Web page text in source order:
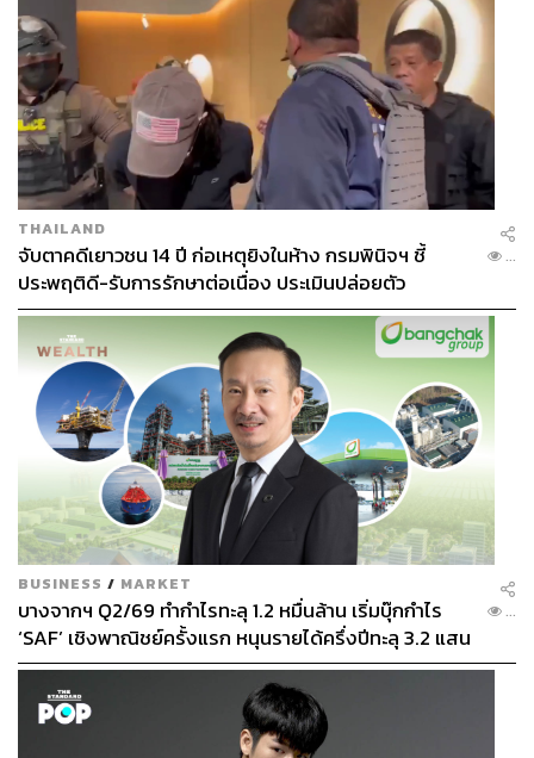
THAILAND
จับตาคดีเยาวชน 14 ปี ก่อเหตุยิงในห้าง กรมพินิจฯ ชี้
ประพฤติดี-รับการรักษาต่อเนื่อง ประเมินปล่อยตัว
...
BUSINESS / MARKET
บางจากฯ Q2/69 ทำกำไรทะลุ 1.2 หมื่นล้าน เริ่มบุ๊กกำไร
‘SAF’ เชิงพาณิชย์ครั้งแรก หนุนรายได้ครึ่งปีทะลุ 3.2 แสน
ล้าน
...